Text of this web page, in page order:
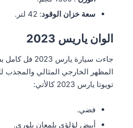
سعة خزان الوقود: 42 لتر.
الوان ياريس 2023
جاءت سيارة
المظهر الخارجي المثالي والمجذب
تويوتا يارس 2023 كالأتي:
فضي.
أبيض لؤلؤي بلمعان بلوري.